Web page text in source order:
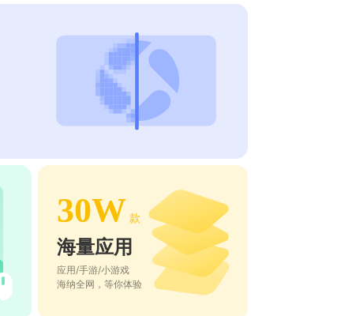
30W 款
海量应用
应用/手游/小游戏
海纳全网，等你体验